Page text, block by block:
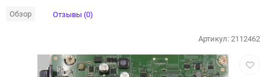
Обзор Отзывы (0)
Артикул:2112462